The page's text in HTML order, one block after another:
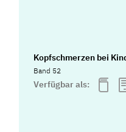
Kopfschmerzen bei
Band 52
Verfügbar als: